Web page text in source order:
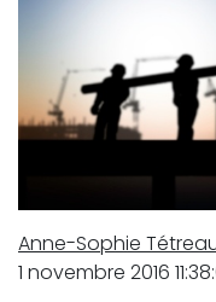
Anne-Sophie
1 novembre 2016